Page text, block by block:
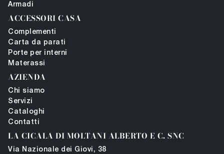
Armadi
ACCESSORI CASA
Complementi
Carta da parati
Porte per interni
Materassi
AZIENDA
Chi siamo
Servizi
Cataloghi
Contatti
LA CICALA DI MOLTANI ALBERTO E C. SNC
Via Nazionale dei Giovi, 38